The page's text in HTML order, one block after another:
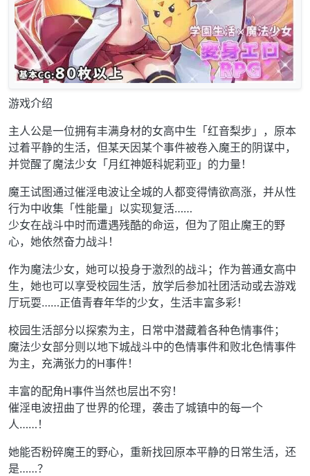
游戏介绍
主人公是一位拥有丰满身材的女高中生「红音梨步」，原本
过着平静的生活，但某天因某个事件被卷入魔王的阴谋中，
并觉醒了魔法少女「月红神姬科妮莉亚」的力量！
魔王试图通过催淫电波让全城的人都变得情欲高涨，并从性
行为中收集「性能量」以实现复活……
少女在战斗中时而遭遇残酷的命运，但为了阻止魔王的野
心，她依然奋力战斗！
作为魔法少女，她可以投身于激烈的战斗；作为普通女高中
生，她也可以享受校园生活，放学后参加社团活动或去游戏
厅玩耍……正值青春年华的少女，生活丰富多彩！
校园生活部分以探索为主，日常中潜藏着各种色情事件；
魔法少女部分则以地下城战斗中的色情事件和败北色情事件
为主，充满张力的H事件！
丰富的配角H事件当然也层出不穷！
催淫电波扭曲了世界的伦理，袭击了城镇中的每一个
人……！
她能否粉碎魔王的野心，重新找回原本平静的日常生活，还
是……？